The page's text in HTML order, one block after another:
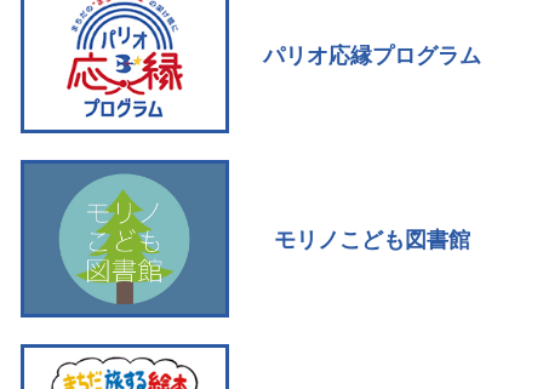
パリオ応縁プログラム
モリノこども図書館